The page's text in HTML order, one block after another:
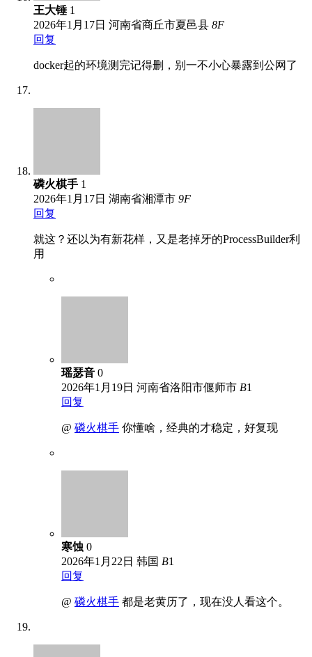
王大锤 1
2026年1月17日 河南省商丘市夏邑县 8F
回复
docker起的环境测完记得删，别一不小心暴露到公网了
磷火棋手 1
2026年1月17日 湖南省湘潭市 9F
回复
就这？还以为有新花样，又是老掉牙的ProcessBuilder利
用
瑶瑟音 0
2026年1月19日 河南省洛阳市偃师市 B1
回复
@ 磷火棋手 你懂啥，经典的才稳定，好复现
寒蚀 0
2026年1月22日 韩国 B1
回复
@ 磷火棋手 都是老黄历了，现在没人看这个。